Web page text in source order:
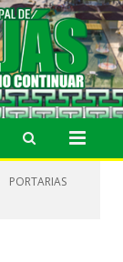
PORTARIAS